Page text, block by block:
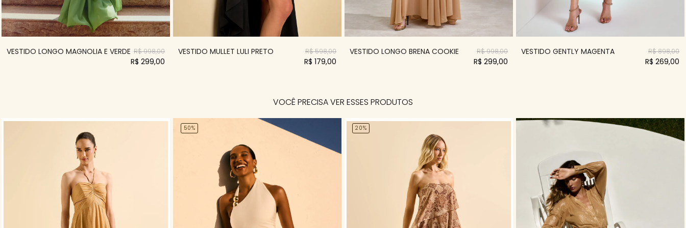
VESTIDO LONGO MAGNOLIA E VERDE R$ 998,00
R$ 299,00
VESTIDO MULLET LULI PRETO R$ 598,00
R$ 179,00
VESTIDO LONGO BRENA COOKIE R$ 998,00
R$ 299,00
VESTIDO GENTLY MAGENTA R$ 898,00
R$ 269,00
VOCÊ PRECISA VER ESSES PRODUTOS
50% 20%